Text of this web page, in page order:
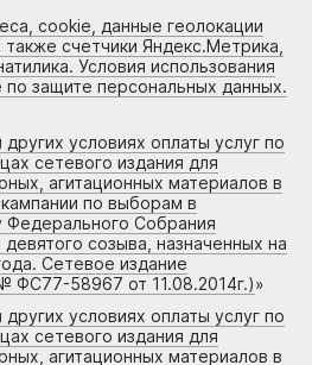
cookie, данные геолокации
счетчики Яндекс.Метрика,
Условия использования
защите персональных данных.
условиях оплаты услуг по
сетевого издания для
агитационных материалов в
по выборам в
Собрания
созыва, назначенных на
Сетевое издание
ФС77-58967 от 11.08.2014г.)»
условиях оплаты услуг по
сетевого издания для
агитационных материалов в